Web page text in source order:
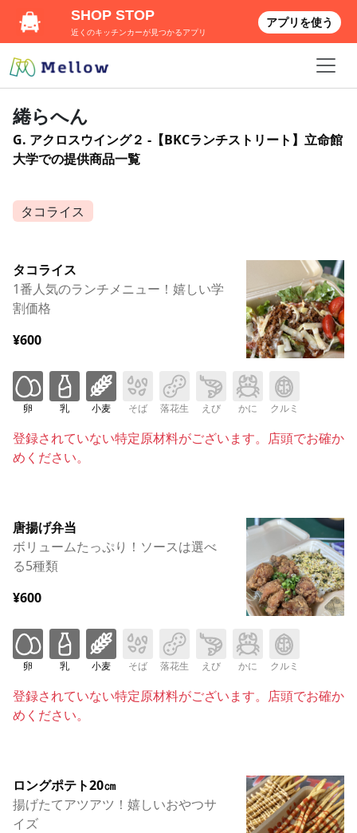
綣らへん
G. アクロスウイング２ -【BKCランチストリート】立命館
大学での提供商品一覧
タコライス
タコライス
1番人気のランチメニュー！嬉しい学
割価格
¥600
卵 乳 小麦 そば 落花生 えび かに クルミ
登録されていない特定原材料がございます。店頭でお確か
めください。
唐揚げ弁当
ボリュームたっぷり！ソースは選べ
る5種類
¥600
卵 乳 小麦 そば 落花生 えび かに クルミ
登録されていない特定原材料がございます。店頭でお確か
めください。
ロングポテト20㎝
揚げたてアツアツ！嬉しいおやつサ
イズ
SHOP STOP
近くのキッチンカーが見つかるアプリ
アプリを使う